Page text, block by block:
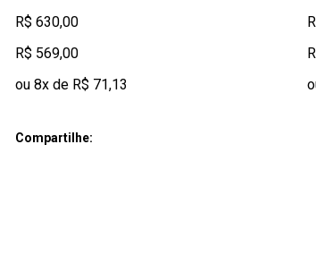
R$ 630,00
R$ 569,00
ou 8x de R$ 71,13
Compartilhe: